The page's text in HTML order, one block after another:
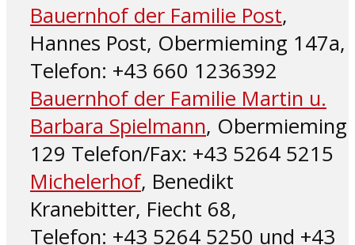
Bauernhof der Familie Post,
Hannes Post, Obermieming 147a,
Telefon: +43 660 1236392
Bauernhof der Familie Martin u.
Barbara Spielmann, Obermieming
129 Telefon/Fax: +43 5264 5215
Michelerhof, Benedikt
Kranebitter, Fiecht 68,
Telefon: +43 5264 5250 und +43